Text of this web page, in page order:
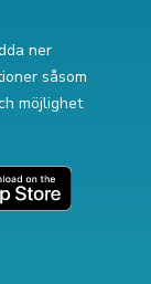
ner
såsom
möjlighet